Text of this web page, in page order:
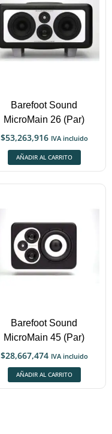
Barefoot Sound
MicroMain 26 (Par)
$53,263,916 IVA incluido
AÑADIR AL CARRITO
Barefoot Sound
MicroMain 45 (Par)
$28,667,474 IVA incluido
AÑADIR AL CARRITO